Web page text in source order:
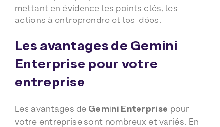
mettant en évidence les points clés, les
actions à entreprendre et les idées.
Les avantages de Gemini
Enterprise pour votre
entreprise
Les avantages de Gemini Enterprise pour
votre entreprise sont nombreux et variés. En